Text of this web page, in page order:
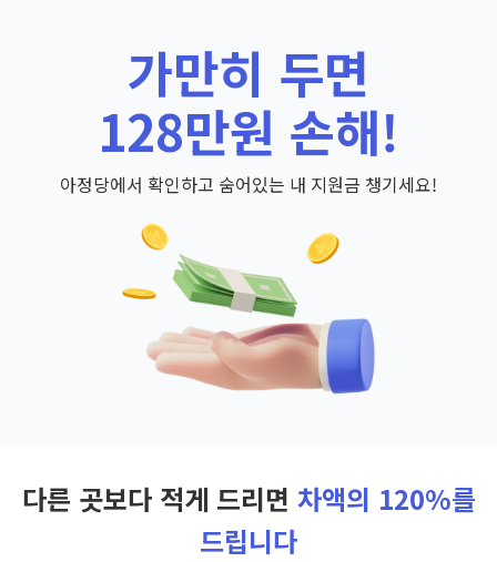
가만히 두면
128만원 손해!
아정당에서 확인하고 숨어있는 내 지원금 챙기세요!
다른 곳보다 적게 드리면 차액의 120%를
드립니다